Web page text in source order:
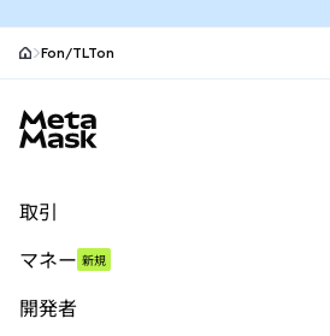
Fon/TLTon
取引
パーペチュアル
マネー 新規
開発者